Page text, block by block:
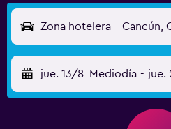
Zona hotelera - Cancún,
jue. 13/8 Mediodía - jue.